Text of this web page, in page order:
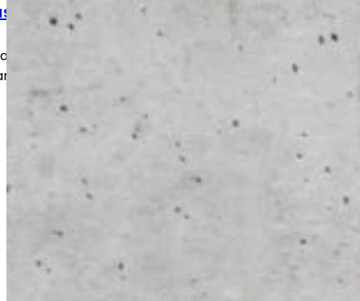
kulumat ja vauriot nopeasti ja
takaisin turvalliseen ja toimivaan